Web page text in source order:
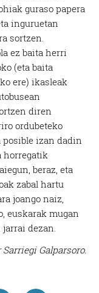
guraso papera
inguruetan
sortzen.
ez baita herri
(eta baita
ere) ikasleak
diren
ordubeteko
posible izan dadin
horregatik
beraz, eta
zabal hartu
joango naiz,
euskarak mugan
dezan.
Galparsoro.